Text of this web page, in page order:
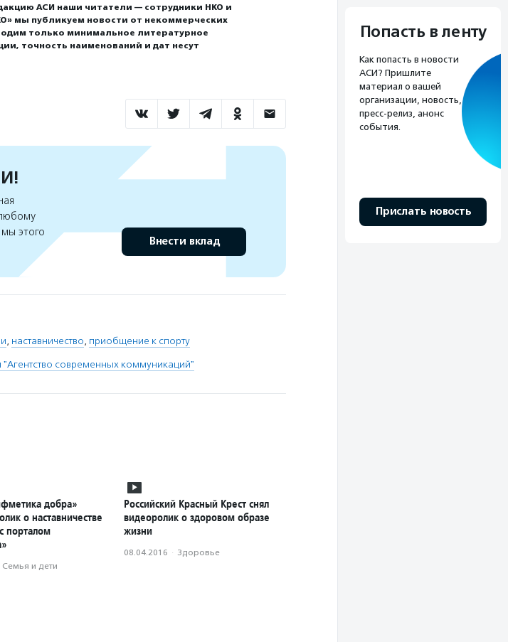
АСИ наши читатели — сотрудники НКО и
мы публикуем новости от некоммерческих
только минимальное литературное
точность наименований и дат несут
этого
Внести вклад
, наставничество, приобщение к спорту
современных коммуникаций"
добра»
о наставничестве
порталом
Семья и дети
Российский Красный Крест снял
видеоролик о здоровом образе
жизни
08.04.2016 · Здоровье
Попасть в ленту
Как попасть в новости
АСИ? Пришлите
материал о вашей
организации, новость,
пресс-релиз, анонс
события.
Прислать новость